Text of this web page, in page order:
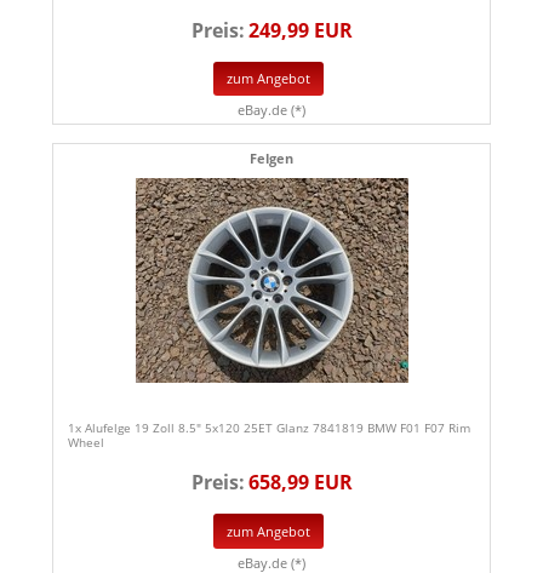
Preis:249,99 EUR
zum Angebot
eBay.de (*)
Felgen
1x Alufelge 19 Zoll 8.5" 5x120 25ET Glanz 7841819 BMW F01 F07 Rim
Wheel
Preis:658,99 EUR
zum Angebot
eBay.de (*)